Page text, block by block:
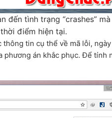
đến tình trạng “crashes”
điểm hiện tại.
tin cụ thể về mã lỗi,
phương án khắc phục. Để tính